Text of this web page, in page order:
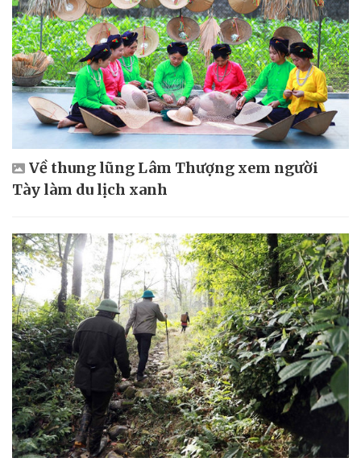
Về thung lũng Lâm Thượng xem người
Tày làm du lịch xanh